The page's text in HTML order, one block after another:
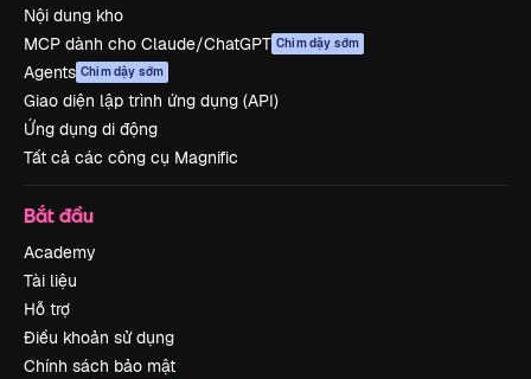
Nội dung kho
MCP dành cho Claude/ChatGPT Chim dậy sớm
Agents Chim dậy sớm
Giao diện lập trình ứng dụng (API)
Ứng dụng di động
Tất cả các công cụ Magnific
Bắt đầu
Academy
Tài liệu
Hỗ trợ
Điều khoản sử dụng
Chính sách bảo mật